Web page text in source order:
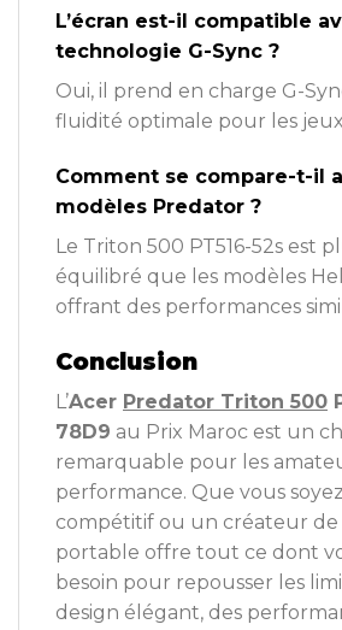
L’écran est-il compatible
technologie G-Sync ?
Oui, il prend en charge G-
fluidité optimale pour les
Comment se compare-t-il
modèles Predator ?
Le Triton 500 PT516-52s est
équilibré que les modèles
offrant des performances
Conclusion
L’Acer Predator Triton 500
78D9 au Prix Maroc est un
remarquable pour les
performance. Que vous
compétitif ou un créateur de
portable offre tout ce dont
besoin pour repousser les
design élégant, des